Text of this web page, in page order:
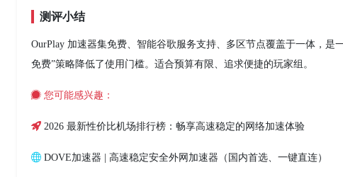
测评小结
OurPlay 加速器集免费、智能谷歌服务支持、多区节点覆盖于一体，是
免费”策略降低了使用门槛。适合预算有限、追求便捷的玩家组。
您可能感兴趣：
2026 最新性价比机场排行榜：畅享高速稳定的网络加速体验
DOVE加速器 | 高速稳定安全外网加速器（国内首选、一键直连）